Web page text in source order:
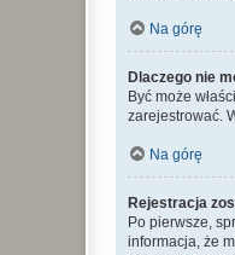
Na górę
Dlaczego nie
Być może
zarejestrować.
Na górę
Rejestracja
Po pierwsze,
informacja, że